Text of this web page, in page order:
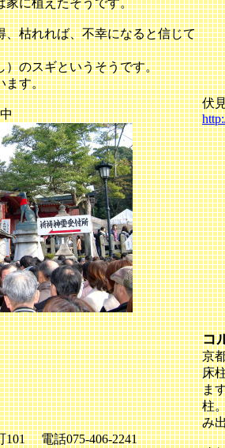
家に植えたそうです。
、枯れれば、不幸になると信じて
）のスギというそうです。
ます。
伏
101 電話075-406-2241
コ
京
床
ま
柱
み